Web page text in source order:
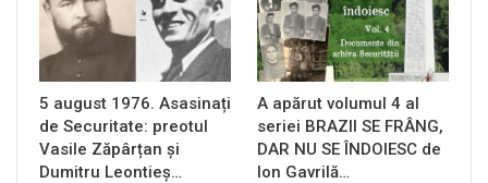
5 august 1976. Asasinați
de Securitate: preotul
Vasile Zăpârțan și
Dumitru Leontieș…
A apărut volumul 4 al
seriei BRAZII SE FRÂNG,
DAR NU SE ÎNDOIESC de
Ion Gavrilă…